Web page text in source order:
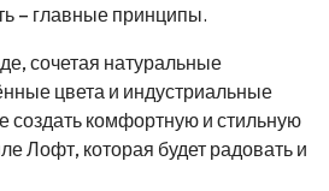
– главные принципы.
сочетая натуральные
цвета и индустриальные
создать комфортную и стильную
Лофт, которая будет радовать и